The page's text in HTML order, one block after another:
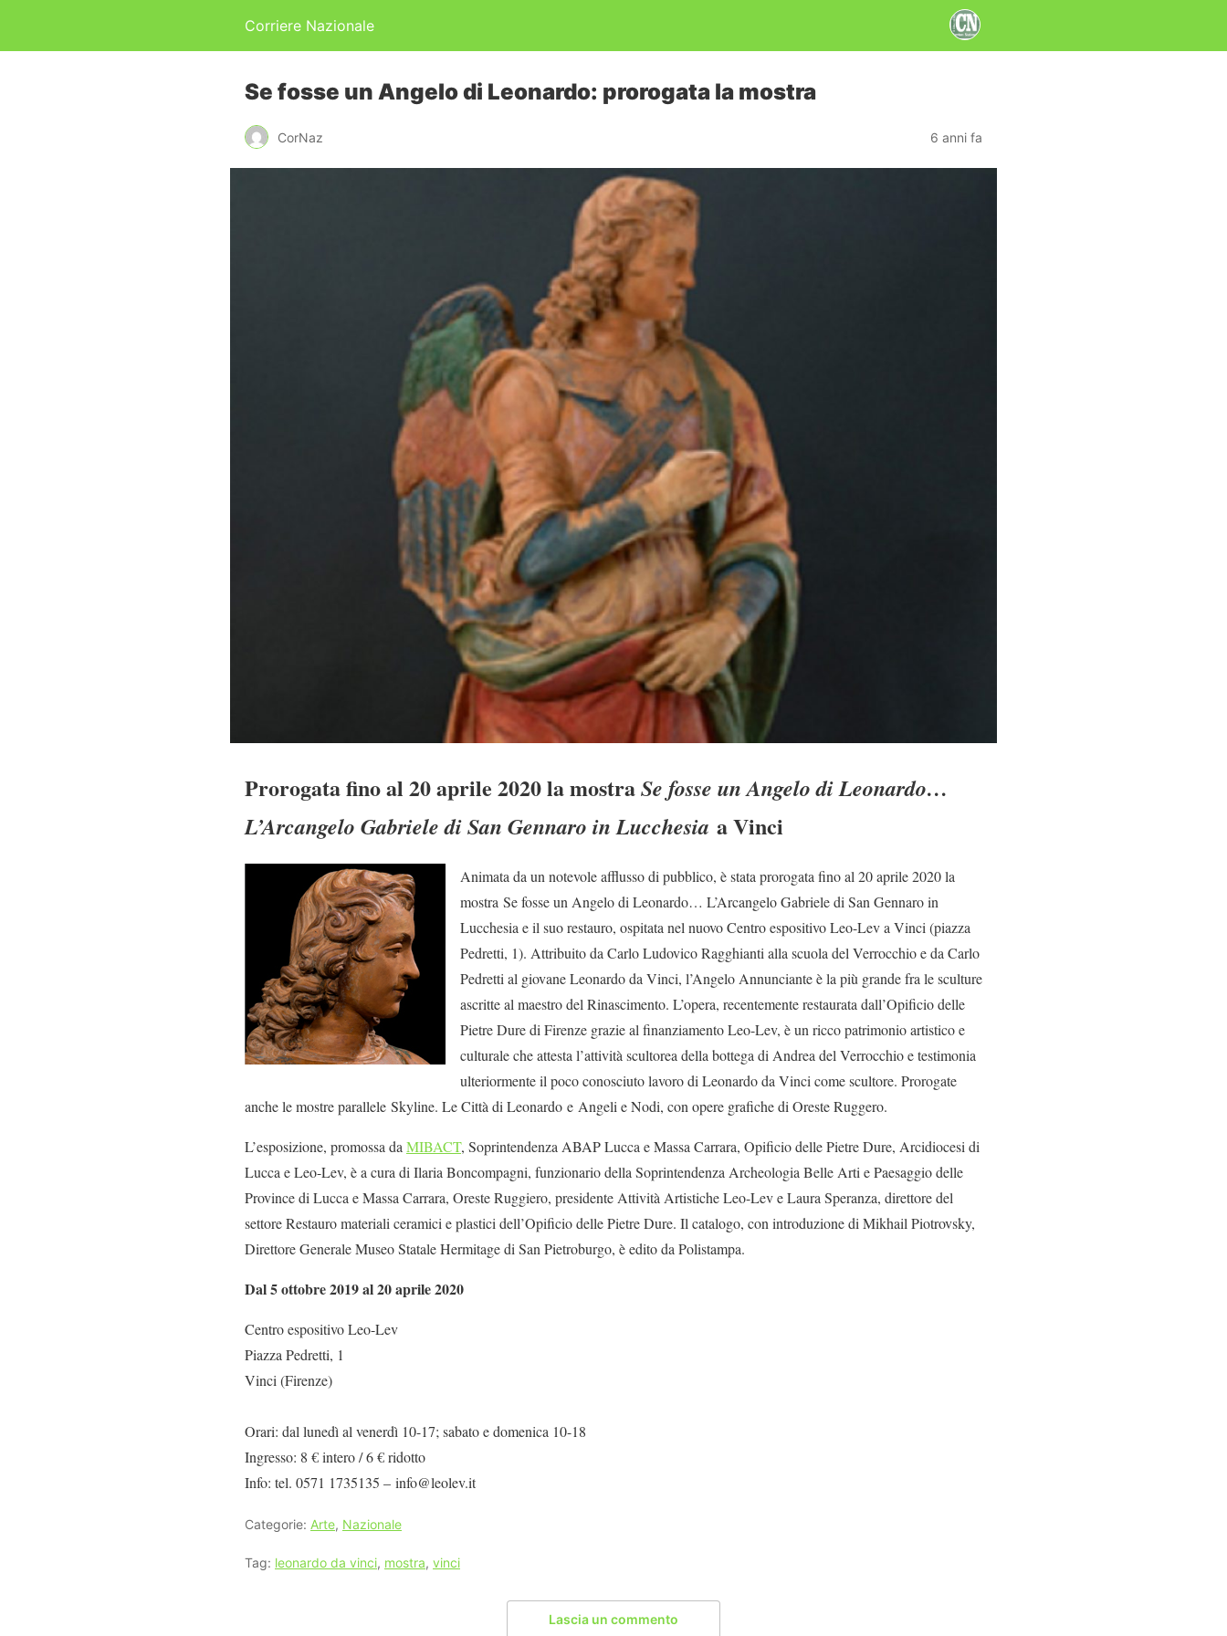
Corriere Nazionale
Se fosse un Angelo di Leonardo: prorogata la mostra
CorNaz 6 anni fa
Prorogata fino al 20 aprile 2020 la mostraSe fosse un Angelo di Leonardo…
L’Arcangelo Gabriele di San Gennaro in Lucchesia a Vinci
Animata da un notevole afflusso di pubblico, è stata prorogata fino al 20 aprile 2020 la
mostra Se fosse un Angelo di Leonardo… L’Arcangelo Gabriele di San Gennaro in
Lucchesia e il suo restauro, ospitata nel nuovo Centro espositivo Leo-Lev a Vinci (piazza
Pedretti, 1). Attribuito da Carlo Ludovico Ragghianti alla scuola del Verrocchio e da Carlo
Pedretti al giovane Leonardo da Vinci, l’Angelo Annunciante è la più grande fra le sculture
ascritte al maestro del Rinascimento. L’opera, recentemente restaurata dall’Opificio delle
Pietre Dure di Firenze grazie al finanziamento Leo-Lev, è un ricco patrimonio artistico e
culturale che attesta l’attività scultorea della bottega di Andrea del Verrocchio e testimonia
ulteriormente il poco conosciuto lavoro di Leonardo da Vinci come scultore. Prorogate
anche le mostre parallele Skyline. Le Città di Leonardo e Angeli e Nodi, con opere grafiche di Oreste Ruggero.
L’esposizione, promossa da MIBACT, Soprintendenza ABAP Lucca e Massa Carrara, Opificio delle Pietre Dure, Arcidiocesi di
Lucca e Leo-Lev, è a cura di Ilaria Boncompagni, funzionario della Soprintendenza Archeologia Belle Arti e Paesaggio delle
Province di Lucca e Massa Carrara, Oreste Ruggiero, presidente Attività Artistiche Leo-Lev e Laura Speranza, direttore del
settore Restauro materiali ceramici e plastici dell’Opificio delle Pietre Dure. Il catalogo, con introduzione di Mikhail Piotrovsky,
Direttore Generale Museo Statale Hermitage di San Pietroburgo, è edito da Polistampa.
Dal 5 ottobre 2019 al 20 aprile 2020
Centro espositivo Leo-Lev
Piazza Pedretti, 1
Vinci (Firenze)
Orari: dal lunedì al venerdì 10-17; sabato e domenica 10-18
Ingresso: 8 € intero / 6 € ridotto
Info: tel. 0571 1735135 – info@leolev.it
Categorie: Arte, Nazionale
Tag: leonardo da vinci, mostra, vinci
Lascia un commento